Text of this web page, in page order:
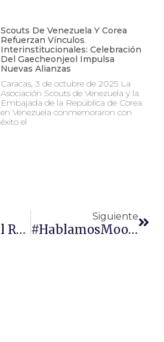
Scouts De Venezuela Y Corea
Refuerzan Vínculos
Interinstitucionales: Celebración
Del Gaecheonjeol Impulsa
Nuevas Alianzas
Caracas, 3 de octubre de 2025 La
Asociación Scouts de Venezuela y la
Embajada de la República de Corea
en Venezuela conmemoraron con
éxito el
International Rover Week 2018
Siguiente
#HablamosMoot En Radio Girardot 96.1 FM